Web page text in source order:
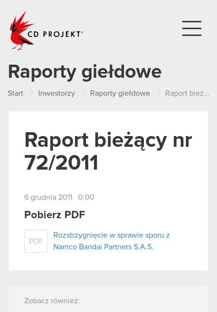
Raporty giełdowe
Start Inwestorzy Raporty giełdowe Raport bieżący nr 72/2011
Raport bieżący nr
72/2011
6 grudnia 2011 0:00
Pobierz PDF
PDF
Rozstrzygnięcie w sprawie sporu z
Namco Bandai Partners S.A.S.
Zobacz również: